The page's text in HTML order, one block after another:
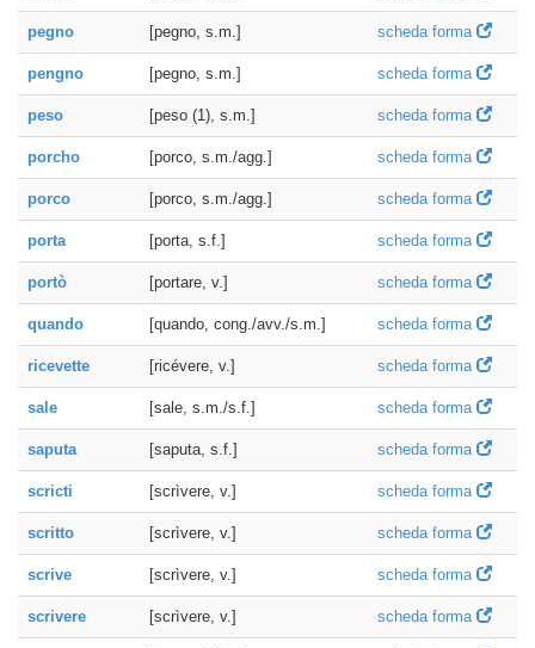
pegno [pegno, s.m.] scheda forma
pengno [pegno, s.m.] scheda forma
peso [peso (1), s.m.] scheda forma
porcho [porco, s.m./agg.] scheda forma
porco [porco, s.m./agg.] scheda forma
porta [porta, s.f.] scheda forma
portò [portare, v.] scheda forma
quando [quando, cong./avv./s.m.] scheda forma
ricevette [ricévere, v.] scheda forma
sale [sale, s.m./s.f.] scheda forma
saputa [saputa, s.f.] scheda forma
scricti [scrìvere, v.] scheda forma
scritto [scrìvere, v.] scheda forma
scrive [scrìvere, v.] scheda forma
scrivere [scrìvere, v.] scheda forma